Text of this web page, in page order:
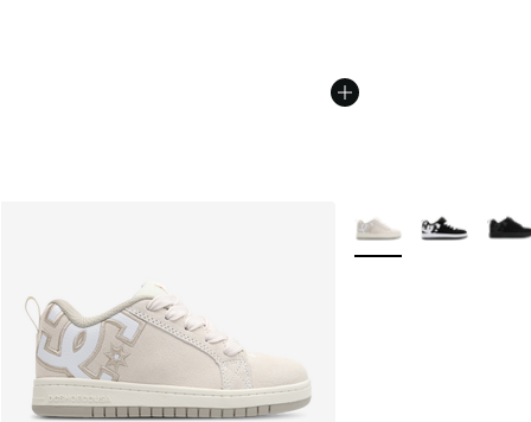
Meer kleuren